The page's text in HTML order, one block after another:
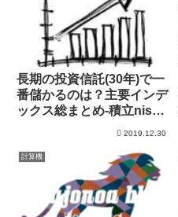
長期の投資信託(30年)で一
番儲かるのは？主要インデ
ックス総まとめ-積立nisa-
2019.12.30
計算機